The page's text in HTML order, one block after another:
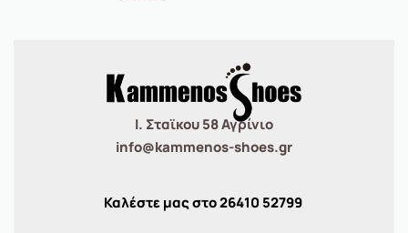
Ι. Σταϊκου 58 Αγρίνιο
info@kammenos-shoes.gr
Καλέστε μας στο26410 52799